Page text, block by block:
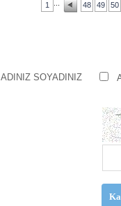
1
48 49 50
ADINIZ SOYADINIZ